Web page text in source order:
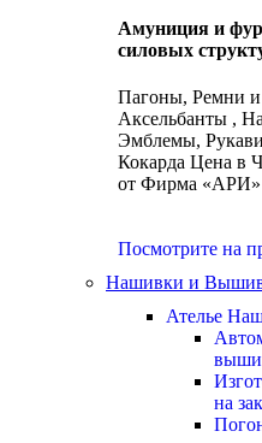
Амуниция и
силовых
Пагоны, Ремни и
Аксельбанты ,
Эмблемы,
Кокарда Цена в
от Фирма «АРИ»
Посмотрите на
Нашивки и
Ателье
на